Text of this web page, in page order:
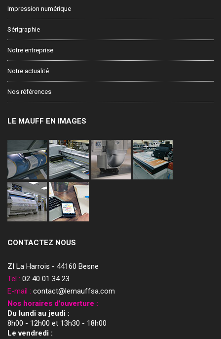
Impression numérique
Sérigraphie
Notre entreprise
Notre actualité
Nos références
LE MAUFF EN IMAGES
CONTACTEZ NOUS
ZI La Harrois - 44160 Besne
Tel : 02 40 01 34 23
E-mail : contact@lemauffsa.com
Nos horaires d'ouverture :
Du lundi au jeudi :
8h00 - 12h00 et 13h30 - 18h00
Le vendredi :